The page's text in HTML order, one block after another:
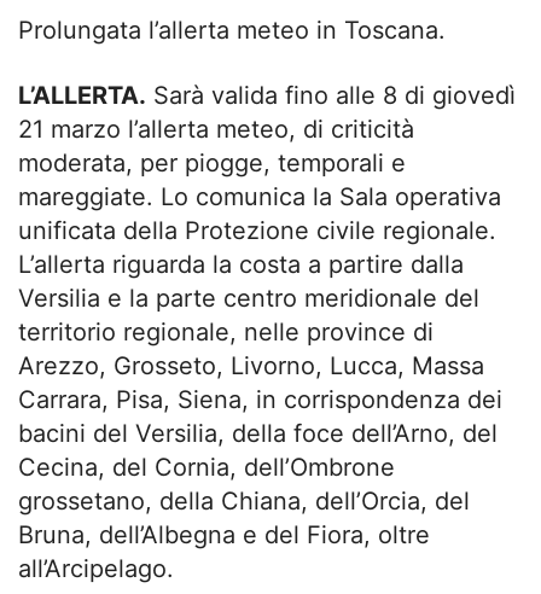
Prolungata l’allerta meteo in Toscana.
L’ALLERTA. Sarà valida fino alle 8 di giovedì
21 marzo l’allerta meteo, di criticità
moderata, per piogge, temporali e
mareggiate. Lo comunica la Sala operativa
unificata della Protezione civile regionale.
L’allerta riguarda la costa a partire dalla
Versilia e la parte centro meridionale del
territorio regionale, nelle province di
Arezzo, Grosseto, Livorno, Lucca, Massa
Carrara, Pisa, Siena, in corrispondenza dei
bacini del Versilia, della foce dell’Arno, del
Cecina, del Cornia, dell’Ombrone
grossetano, della Chiana, dell’Orcia, del
Bruna, dell’Albegna e del Fiora, oltre
all’Arcipelago.